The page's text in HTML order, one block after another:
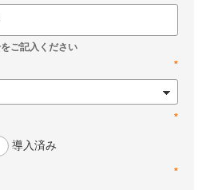
*
*
導入済み
*